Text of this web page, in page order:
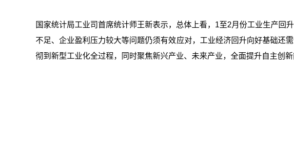
国家统计局工业司首席统计师王新表示，总体上看，1至2月份工业生产回
不足、企业盈利压力较大等问题仍须有效应对，工业经济回升向好基础还
彻到新型工业化全过程，同时聚焦新兴产业、未来产业，全面提升自主创